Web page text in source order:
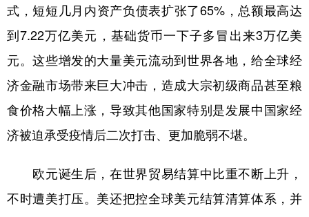
式，短短几月内资产负债表扩张了65%，总额最高达
到7.22万亿美元，基础货币一下子多冒出来3万亿美
元。这些增发的大量美元流动到世界各地，给全球经
济金融市场带来巨大冲击，造成大宗初级商品甚至粮
食价格大幅上涨，导致其他国家特别是发展中国家经
济被迫承受疫情后二次打击、更加脆弱不堪。
欧元诞生后，在世界贸易结算中比重不断上升，
不时遭美打压。美还把控全球美元结算清算体系，并